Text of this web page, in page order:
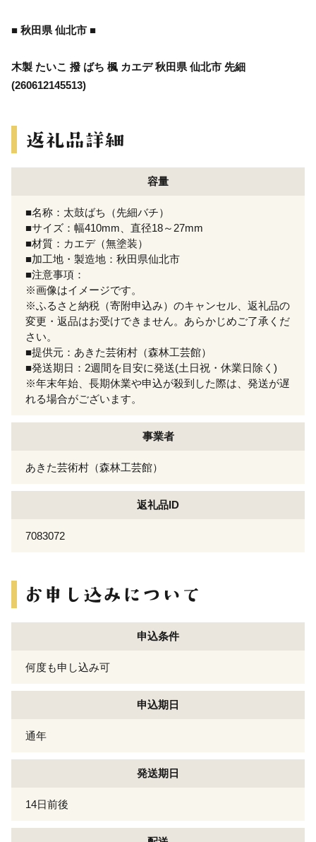
■ 秋田県 仙北市 ■
木製 たいこ 撥 ばち 楓 カエデ 秋田県 仙北市 先細
(260612145513)
容量
■名称：太鼓ばち（先細バチ）
■サイズ：幅410mm、直径18～27mm
■材質：カエデ（無塗装）
■加工地・製造地：秋田県仙北市
■注意事項：
※画像はイメージです。
※ふるさと納税（寄附申込み）のキャンセル、返礼品の
変更・返品はお受けできません。あらかじめご了承くだ
さい。
■提供元：あきた芸術村（森林工芸館）
■発送期日：2週間を目安に発送(土日祝・休業日除く)
※年末年始、長期休業や申込が殺到した際は、発送が遅
れる場合がございます。
事業者
あきた芸術村（森林工芸館）
返礼品ID
7083072
申込条件
何度も申し込み可
申込期日
通年
発送期日
14日前後